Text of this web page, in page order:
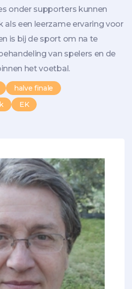
onder supporters kunnen
als een leerzame ervaring voor
is bij de sport om na te
van spelers en de
het voetbal.
halve finale
EK